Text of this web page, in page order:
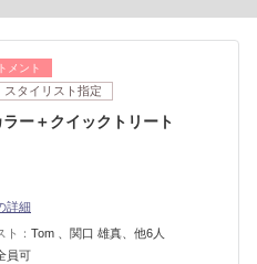
メント
スタイリスト指定
ラー＋クイックトリート
詳細
ト： Tom 、関口 雄真、他6人
員可